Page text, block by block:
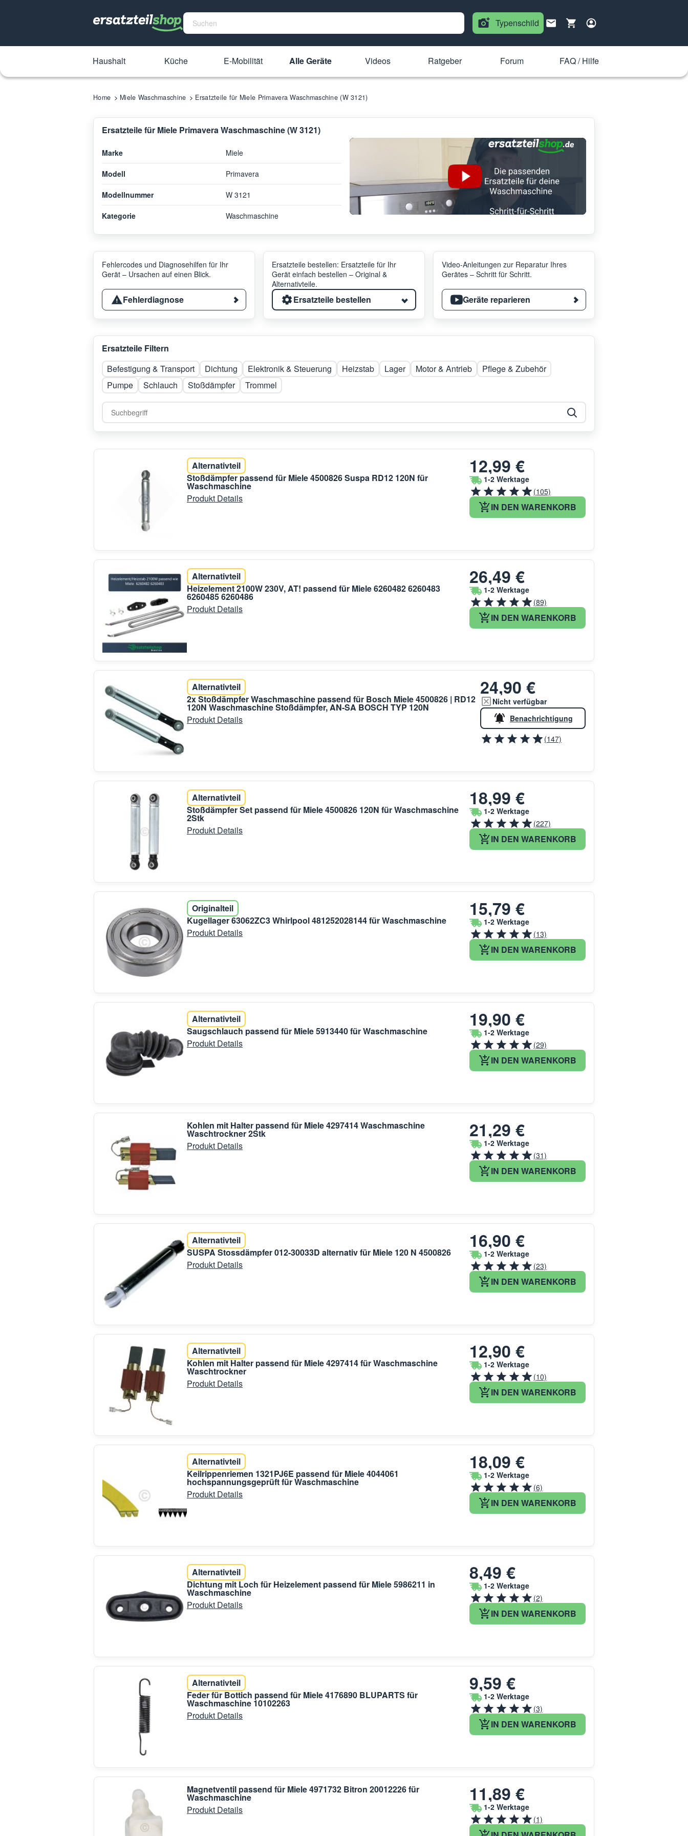
Typenschild
Haushalt Küche E-Mobilität Alle Geräte Videos Ratgeber Forum FAQ / Hilfe
Home Miele Waschmaschine Ersatzteile für Miele Primavera Waschmaschine (W 3121)
Ersatzteile für Miele Primavera Waschmaschine (W 3121)
Marke Miele
Modell Primavera
Modellnummer W 3121
Kategorie Waschmaschine
Fehlercodes und Diagnosehilfen für Ihr
Gerät – Ursachen auf einen Blick.
Fehlerdiagnose
Ersatzteile bestellen: Ersatzteile für Ihr
Gerät einfach bestellen – Original &
Alternativteile.
Ersatzteile bestellen
Video-Anleitungen zur Reparatur Ihres
Gerätes – Schritt für Schritt.
Geräte reparieren
Ersatzteile Filtern
Befestigung & Transport
Dichtung Elektronik & Steuerung Heizstab Lager Motor & Antrieb
Pflege & Zubehör
Pumpe
Schlauch Stoßdämpfer Trommel
Alternativteil
Stoßdämpfer passend für Miele 4500826 Suspa RD12 120N für
Waschmaschine
Produkt Details
12,99 €
1-2 Werktage
(105)
IN DEN WARENKORB
Alternativteil
Heizelement 2100W 230V, AT! passend für Miele 6260482 6260483
6260485 6260486
Produkt Details
26,49 €
1-2 Werktage
(89)
IN DEN WARENKORB
Alternativteil
2x Stoßdämpfer Waschmaschine passend für Bosch Miele 4500826 | RD12
120N Waschmaschine Stoßdämpfer, AN-SA BOSCH TYP 120N
Produkt Details
24,90 €
Nicht verfügbar
Benachrichtigung
(147)
Alternativteil
Stoßdämpfer Set passend für Miele 4500826 120N für Waschmaschine
2Stk
Produkt Details
18,99 €
1-2 Werktage
(227)
IN DEN WARENKORB
Originalteil
Kugellager 63062ZC3 Whirlpool 481252028144 für Waschmaschine
Produkt Details
15,79 €
1-2 Werktage
(13)
IN DEN WARENKORB
Alternativteil
Saugschlauch passend für Miele 5913440 für Waschmaschine
Produkt Details
19,90 €
1-2 Werktage
(29)
IN DEN WARENKORB
Kohlen mit Halter passend für Miele 4297414 Waschmaschine
Waschtrockner 2Stk
Produkt Details
21,29 €
1-2 Werktage
(31)
IN DEN WARENKORB
Alternativteil
SUSPA Stossdämpfer 012-30033D alternativ für Miele 120 N 4500826
Produkt Details
16,90 €
1-2 Werktage
(23)
IN DEN WARENKORB
Alternativteil
Kohlen mit Halter passend für Miele 4297414 für Waschmaschine
Waschtrockner
Produkt Details
12,90 €
1-2 Werktage
(10)
IN DEN WARENKORB
Alternativteil
Keilrippenriemen 1321PJ6E passend für Miele 4044061
hochspannungsgeprüft für Waschmaschine
Produkt Details
18,09 €
1-2 Werktage
(6)
IN DEN WARENKORB
Alternativteil
Dichtung mit Loch für Heizelement passend für Miele 5986211 in
Waschmaschine
Produkt Details
8,49 €
1-2 Werktage
(2)
IN DEN WARENKORB
Alternativteil
Feder für Bottich passend für Miele 4176890 BLUPARTS für
Waschmaschine 10102263
Produkt Details
9,59 €
1-2 Werktage
(3)
IN DEN WARENKORB
Magnetventil passend für Miele 4971732 Bitron 20012226 für
Waschmaschine
Produkt Details
11,89 €
1-2 Werktage
(1)